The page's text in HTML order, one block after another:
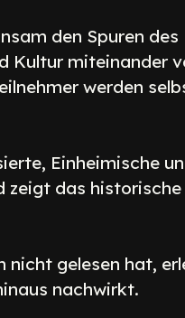
den Spuren des
Kultur miteinander
werden
Einheimische
zeigt das
nicht gelesen hat,
nachwirkt.